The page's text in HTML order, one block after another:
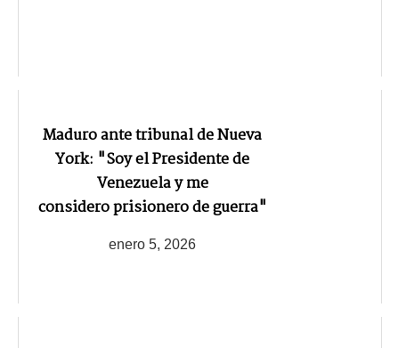
Maduro ante tribunal de Nueva
York: "Soy el Presidente de
Venezuela y me
considero prisionero de guerra"
enero 5, 2026